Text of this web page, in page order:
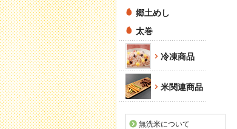
郷土めし
太巻
冷凍商品
米関連商品
無洗米について